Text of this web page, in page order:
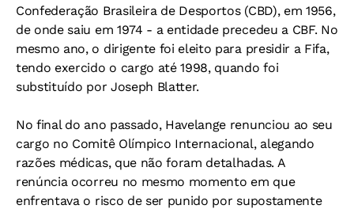
Confederação Brasileira de Desportos (CBD), em 1956,
de onde saiu em 1974 - a entidade precedeu a CBF. No
mesmo ano, o dirigente foi eleito para presidir a Fifa,
tendo exercido o cargo até 1998, quando foi
substituído por Joseph Blatter.
No final do ano passado, Havelange renunciou ao seu
cargo no Comitê Olímpico Internacional, alegando
razões médicas, que não foram detalhadas. A
renúncia ocorreu no mesmo momento em que
enfrentava o risco de ser punido por supostamente